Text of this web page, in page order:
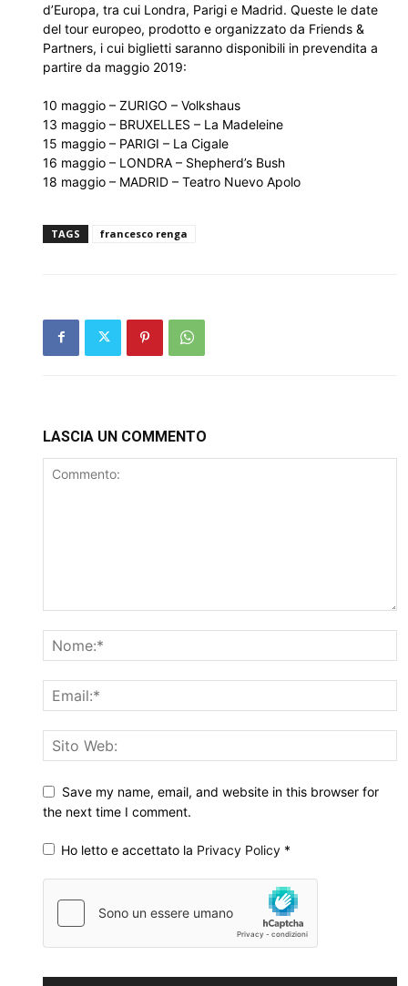
d’Europa, tra cui Londra, Parigi e Madrid. Queste le date
del tour europeo, prodotto e organizzato da Friends &
Partners, i cui biglietti saranno disponibili in prevendita a
partire da maggio 2019:
10 maggio – ZURIGO – Volkshaus
13 maggio – BRUXELLES – La Madeleine
15 maggio – PARIGI – La Cigale
16 maggio – LONDRA – Shepherd’s Bush
18 maggio – MADRID – Teatro Nuevo Apolo
TAGS francesco renga
LASCIA UN COMMENTO
Save my name, email, and website in this browser for
the next time I comment.
Ho letto e accettato la Privacy Policy *